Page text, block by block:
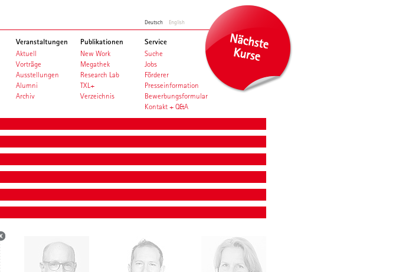
Deutsch English
Veranstaltungen
Aktuell
Vorträge
Ausstellungen
Alumni
Archiv
Publikationen
New Work
Megathek
Research Lab
TXL+
Verzeichnis
Service
Suche
Jobs
Förderer
Presseinformation
Bewerbungsformular
Kontakt + Q&A